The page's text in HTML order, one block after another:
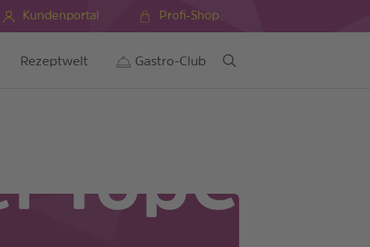
Kundenportal Profi-Shop
Rezeptwelt Gastro-Club